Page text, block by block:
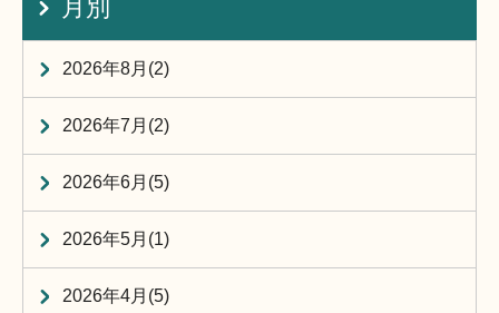
月別
2026年8月(2)
2026年7月(2)
2026年6月(5)
2026年5月(1)
2026年4月(5)